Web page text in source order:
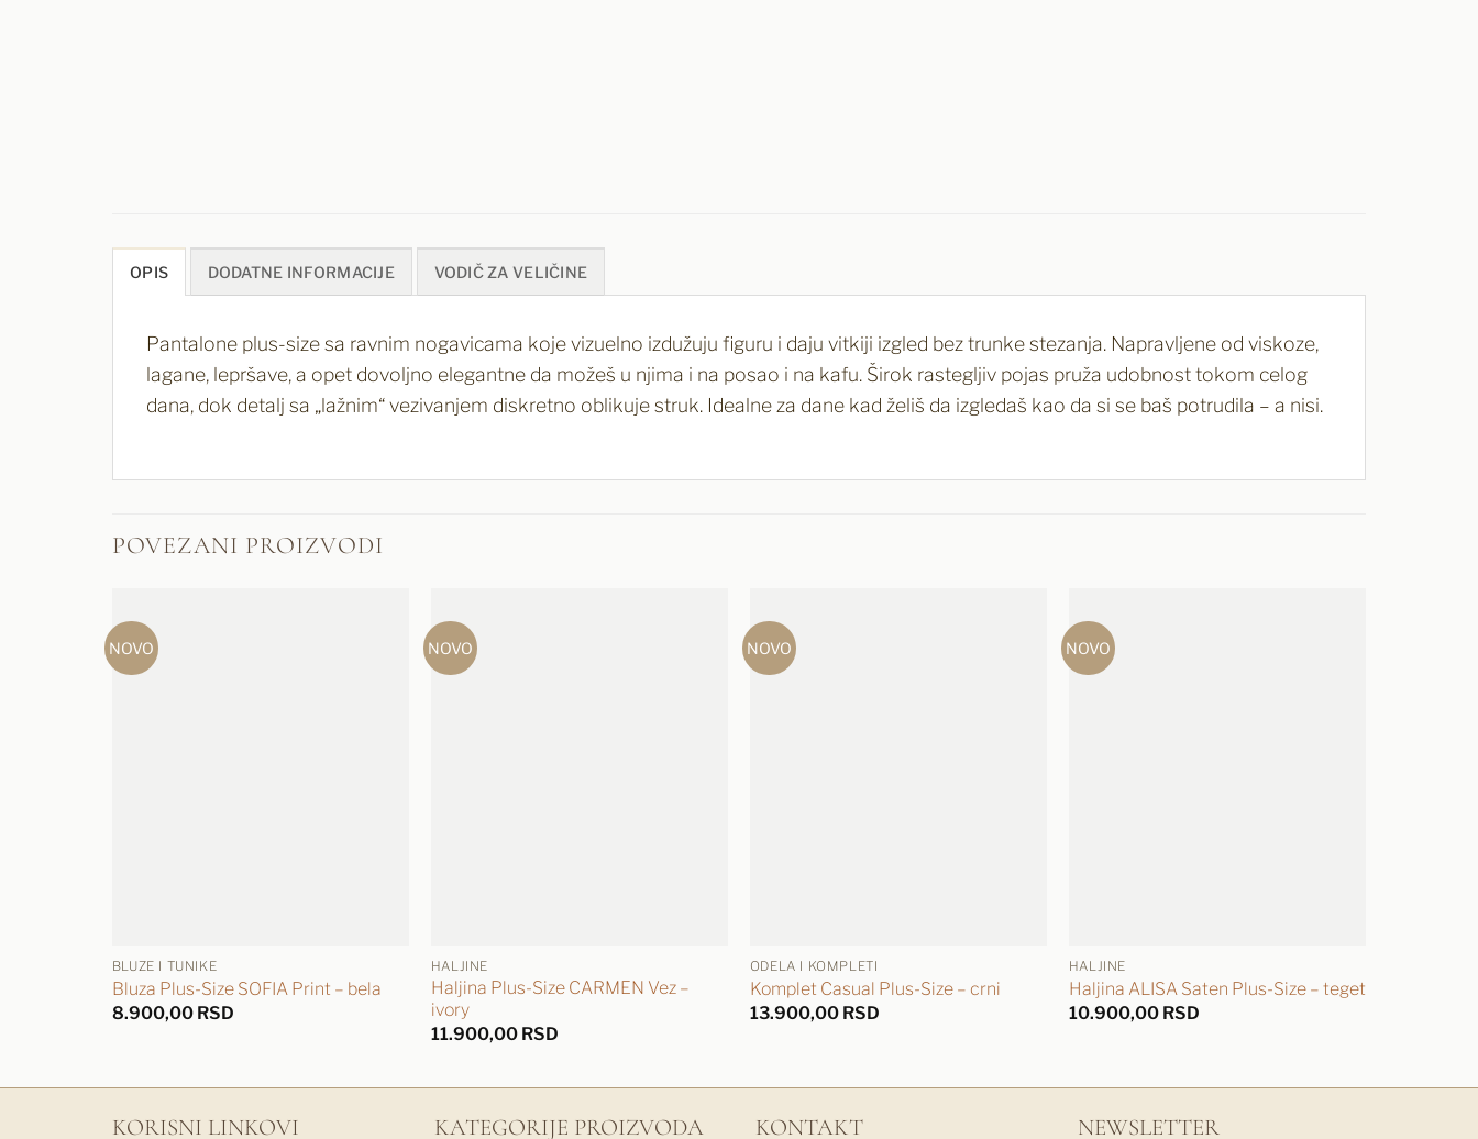
OPIS DODATNE INFORMACIJE VODIČ ZA VELIČINE
Pantalone plus-size sa ravnim nogavicama koje vizuelno izdužuju figuru i daju vitkiji izgled bez trunke stezanja. Napravljene od viskoze,
lagane, lepršave, a opet dovoljno elegantne da možeš u njima i na posao i na kafu. Širok rastegljiv pojas pruža udobnost tokom celog
dana, dok detalj sa „lažnim“ vezivanjem diskretno oblikuje struk. Idealne za dane kad želiš da izgledaš kao da si se baš potrudila – a nisi.
POVEZANI PROIZVODI
NOVO
BLUZE I TUNIKE
Bluza Plus-Size SOFIA Print – bela
8.900,00 RSD
NOVO
HALJINE
Haljina Plus-Size CARMEN Vez –
ivory
11.900,00 RSD
NOVO
ODELA I KOMPLETI
Komplet Casual Plus-Size – crni
13.900,00 RSD
NOVO
HALJINE
Haljina ALISA Saten Plus-Size – teget
10.900,00 RSD
KORISNI LINKOVI KATEGORIJE PROIZVODA KONTAKT NEWSLETTER